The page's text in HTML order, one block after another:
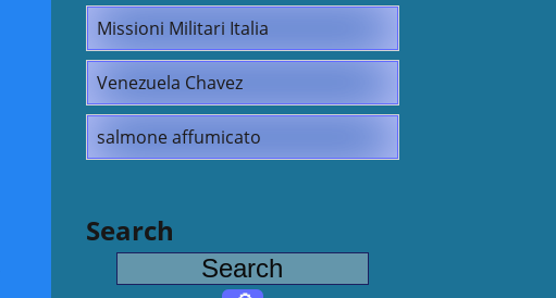
Missioni Militari Italia
Venezuela Chavez
salmone affumicato
Search